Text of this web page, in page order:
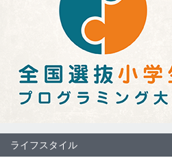
ライフスタイル